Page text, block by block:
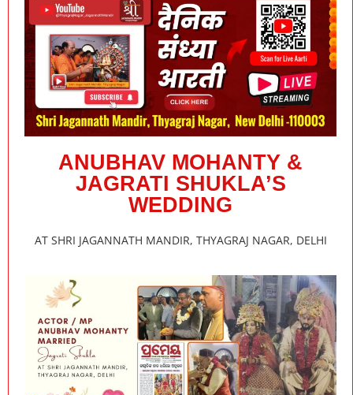
ANUBHAV MOHANTY &
JAGRATI SHUKLA’S
WEDDING
AT SHRI JAGANNATH MANDIR, THYAGRAJ NAGAR, DELHI